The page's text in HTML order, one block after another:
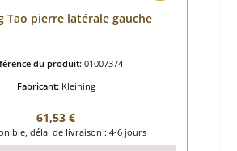
Tao pierre latérale gauche
du produit: 01007374
Fabricant: Kleining
Prix régulier :
61,53 €
délai de livraison : 4-6 jours